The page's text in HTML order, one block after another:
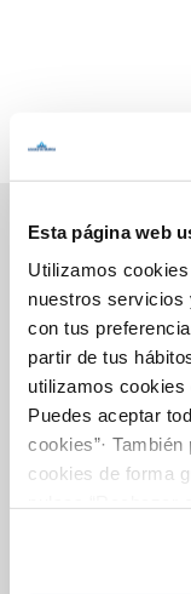
Esta página web
Utilizamos
nuestros servicios
con tus
partir de tus
utilizamos cookies
Puedes aceptar
cookies”·
cookies de forma
son
por tanto no se
Inicio
Gestiones
FACTURAS, PAGOS Y